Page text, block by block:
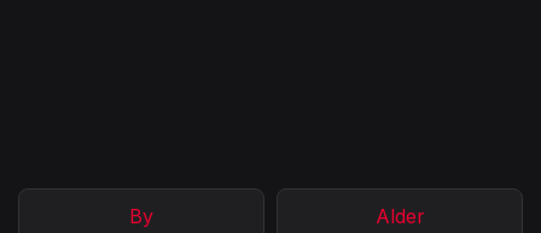
By Alder